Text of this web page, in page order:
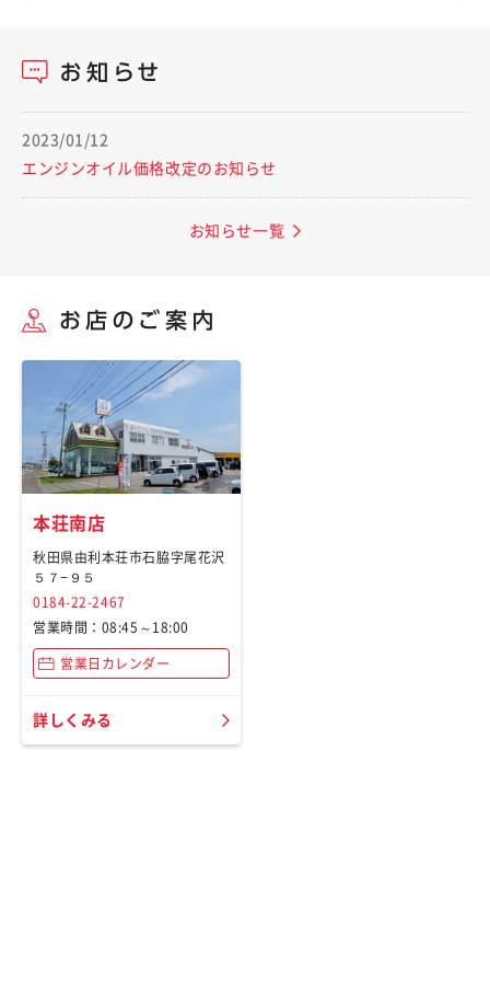
2023/01/12
エンジンオイル価格改定のお知らせ
お知らせ一覧
本荘南店
秋田県由利本荘市石脇字尾花沢
５７−９５
0184-22-2467
営業時間：08:45～18:00
営業日カレンダー
詳しくみる